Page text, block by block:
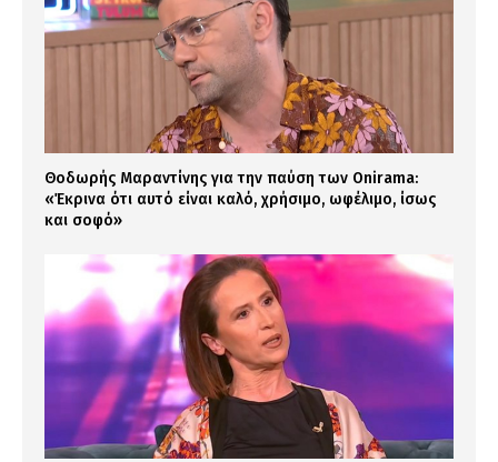
Θοδωρής Μαραντίνης για την παύση των Onirama:
«Έκρινα ότι αυτό είναι καλό, χρήσιμο, ωφέλιμο, ίσως
και σοφό»